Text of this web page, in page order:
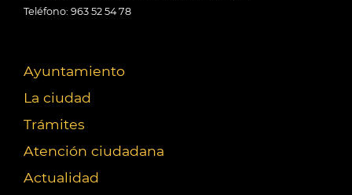
Teléfono: 963 52 54 78
Ayuntamiento
La ciudad
Trámites
Atención ciudadana
Actualidad